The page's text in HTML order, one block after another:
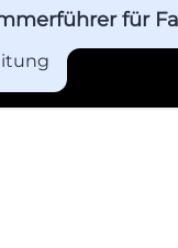
für